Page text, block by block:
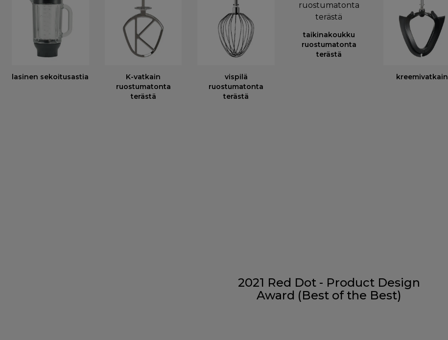
lasinen sekoitusastia
K-vatkain
ruostumatonta
terästä
vispilä
ruostumatonta
terästä
taikinakoukku
ruostumatonta
terästä
kreemivatkain
2021 Red Dot - Product Design
Award (Best of the Best)